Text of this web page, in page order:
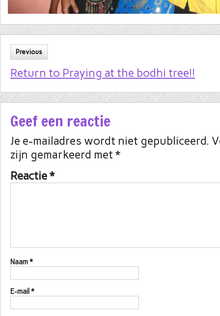
Previous
Return to Praying at the bodhi tree!!
Geef een reactie
Je e-mailadres wordt niet gepubliceerd.
zijn gemarkeerd met *
Reactie*
Naam*
E-mail *